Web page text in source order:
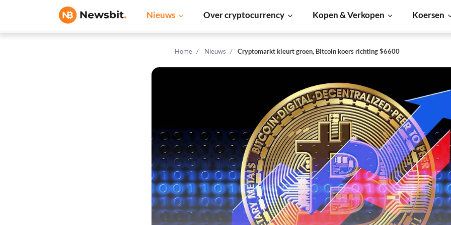
Nieuws Over cryptocurrency Kopen & Verkopen Koersen
Home Nieuws Cryptomarkt kleurt groen, Bitcoin koers richting $6600